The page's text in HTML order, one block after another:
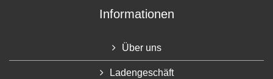
Informationen
Über uns
Ladengeschäft